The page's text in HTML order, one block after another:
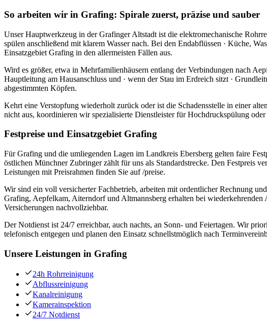
So arbeiten wir in Grafing: Spirale zuerst, präzise und sauber
Unser Hauptwerkzeug in der Grafinger Altstadt ist die elektromechanische
spülen anschließend mit klarem Wasser nach. Bei den Endabflüssen · Küche,
Einsatzgebiet Grafing in den allermeisten Fällen aus.
Wird es größer, etwa in Mehrfamilienhäusern entlang der Verbindungen nach
Hauptleitung am Hausanschluss und · wenn der Stau im Erdreich sitzt ·
abgestimmten Köpfen.
Kehrt eine Verstopfung wiederholt zurück oder ist die Schadensstelle in einer
nicht aus, koordinieren wir spezialisierte Dienstleister für Hochdruckspülung
Festpreise und Einsatzgebiet Grafing
Für Grafing und die umliegenden Lagen im Landkreis Ebersberg gelten faire
östlichen Münchner Zubringer zählt für uns als Standardstrecke. Den Festpreis
Leistungen mit Preisrahmen finden Sie auf /preise.
Wir sind ein voll versicherter Fachbetrieb, arbeiten mit ordentlicher Rechnung
Grafing, Aepfelkam, Aiterndorf und Altmannsberg erhalten bei
Versicherungen nachvollziehbar.
Der Notdienst ist 24/7 erreichbar, auch nachts, an Sonn- und Feiertagen. Wir
telefonisch entgegen und planen den Einsatz schnellstmöglich nach
Unsere Leistungen in Grafing
24h Rohrreinigung
Abflussreinigung
Kanalreinigung
Kamerainspektion
24/7 Notdienst